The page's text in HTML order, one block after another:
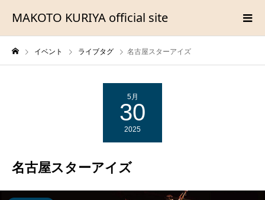
MAKOTO KURIYA official site
イベント ライブタグ 名古屋スターアイズ
5月
30
2025
名古屋スターアイズ